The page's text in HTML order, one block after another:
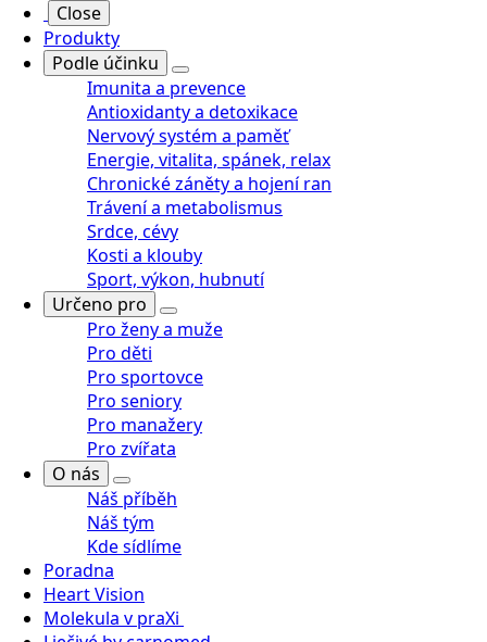
Close
Produkty
Podle účinku
Imunita a prevence
Antioxidanty a detoxikace
Nervový systém a paměť
Energie, vitalita, spánek, relax
Chronické záněty a hojení ran
Trávení a metabolismus
Srdce, cévy
Kosti a klouby
Sport, výkon, hubnutí
Určeno pro
Pro ženy a muže
Pro děti
Pro sportovce
Pro seniory
Pro manažery
Pro zvířata
O nás
Náš příběh
Náš tým
Kde sídlíme
Poradna
Heart Vision
Molekula v praXi